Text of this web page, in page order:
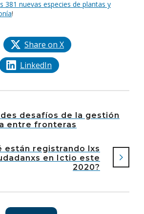
381 nuevas especies de plantas y
!
Share on X
LinkedIn
desafíos de la gestión
entre fronteras
están registrando lxs
en Ictio este
2020?